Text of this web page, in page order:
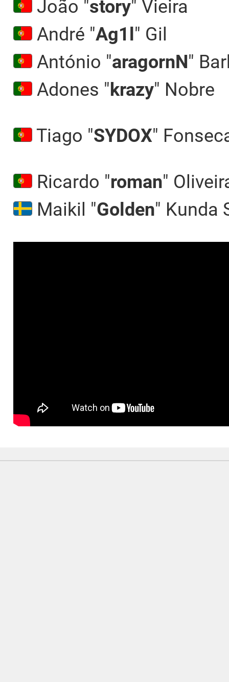
João "story" Vieira
André "⁠Ag1l⁠" Gil
António "⁠aragornN⁠"
Adones "⁠krazy⁠" Nobre
Tiago "⁠SYDOX⁠"
Ricardo "⁠roman⁠"
Maikil "Golden" Kunda